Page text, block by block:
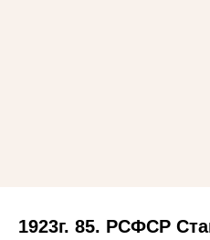
1923г. 85. РСФСР